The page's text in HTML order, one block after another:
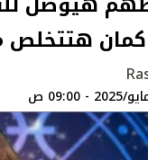
هتتخلص